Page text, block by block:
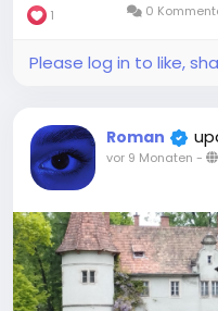
1 0
Please log in to like,
Roman
vor 9 Monaten -